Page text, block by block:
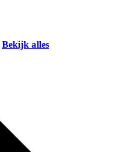
Bekijk alles